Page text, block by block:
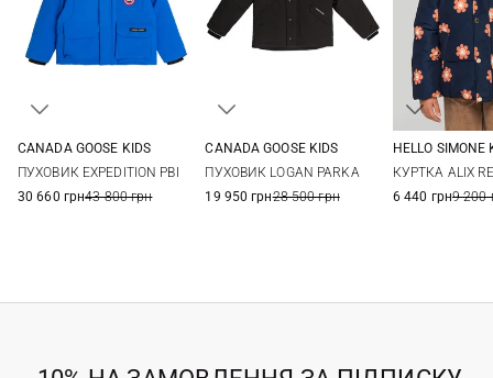
CANADA GOOSE KIDS
ПУХОВИК EXPEDITION PBI
30 660 грн43 800 грн
CANADA GOOSE KIDS
ПУХОВИК LOGAN PARKA
19 950 грн28 500 грн
HELLO SIMONE
КУРТКА ALIX
6 440 грн9 200